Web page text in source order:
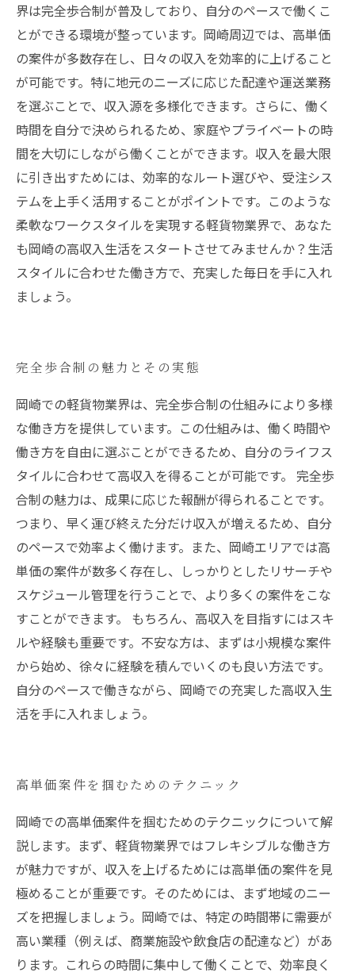
界は完全歩合制が普及しており、自分のペースで働くこ
とができる環境が整っています。岡崎周辺では、高単価
の案件が多数存在し、日々の収入を効率的に上げること
が可能です。特に地元のニーズに応じた配達や運送業務
を選ぶことで、収入源を多様化できます。さらに、働く
時間を自分で決められるため、家庭やプライベートの時
間を大切にしながら働くことができます。収入を最大限
に引き出すためには、効率的なルート選びや、受注シス
テムを上手く活用することがポイントです。このような
柔軟なワークスタイルを実現する軽貨物業界で、あなた
も岡崎の高収入生活をスタートさせてみませんか？生活
スタイルに合わせた働き方で、充実した毎日を手に入れ
ましょう。
完全歩合制の魅力とその実態
岡崎での軽貨物業界は、完全歩合制の仕組みにより多様
な働き方を提供しています。この仕組みは、働く時間や
働き方を自由に選ぶことができるため、自分のライフス
タイルに合わせて高収入を得ることが可能です。 完全歩
合制の魅力は、成果に応じた報酬が得られることです。
つまり、早く運び終えた分だけ収入が増えるため、自分
のペースで効率よく働けます。また、岡崎エリアでは高
単価の案件が数多く存在し、しっかりとしたリサーチや
スケジュール管理を行うことで、より多くの案件をこな
すことができます。 もちろん、高収入を目指すにはスキ
ルや経験も重要です。不安な方は、まずは小規模な案件
から始め、徐々に経験を積んでいくのも良い方法です。
自分のペースで働きながら、岡崎での充実した高収入生
活を手に入れましょう。
高単価案件を掴むためのテクニック
岡崎での高単価案件を掴むためのテクニックについて解
説します。まず、軽貨物業界ではフレキシブルな働き方
が魅力ですが、収入を上げるためには高単価の案件を見
極めることが重要です。そのためには、まず地域のニー
ズを把握しましょう。岡崎では、特定の時間帯に需要が
高い業種（例えば、商業施設や飲食店の配達など）があ
ります。これらの時間に集中して働くことで、効率良く